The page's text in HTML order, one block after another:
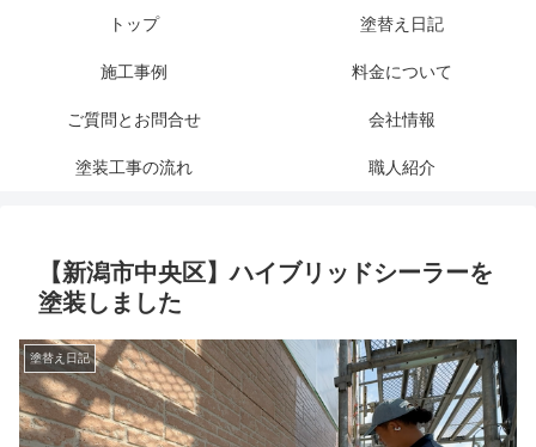
トップ 塗替え日記
施工事例 料金について
ご質問とお問合せ 会社情報
塗装工事の流れ 職人紹介
【新潟市中央区】ハイブリッドシーラーを
塗装しました
塗替え日記